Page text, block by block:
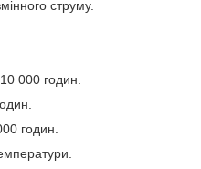
струму.
000 годин.
годин.